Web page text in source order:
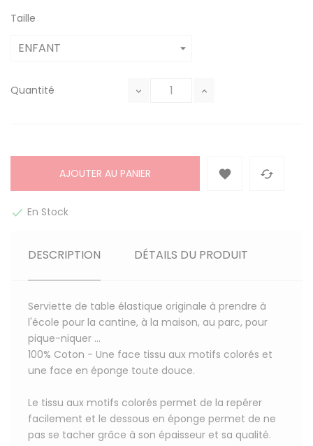
Taille
Quantité
AJOUTER AU PANIER  
 En Stock
DESCRIPTION DÉTAILS DU PRODUIT
Serviette de table élastique originale à prendre à
l'école pour la cantine, à la maison, au parc, pour
pique-niquer ...
100% Coton - Une face tissu aux motifs colorés et
une face en éponge toute douce.
Le tissu aux motifs colorés permet de la repérer
facilement et le dessous en éponge permet de ne
pas se tacher grâce à son épaisseur et sa qualité.